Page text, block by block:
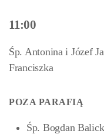
11:00
Śp. Antonina i Józef
Franciszka
POZA PARAFIĄ
Śp. Bogdan